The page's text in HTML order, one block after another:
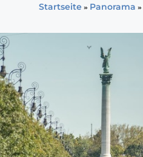
Startseite » Panorama »